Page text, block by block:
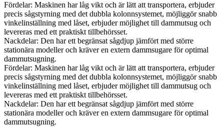
Fördelar: Maskinen har låg vikt och är lätt att transportera, erbjuder
precis sågstyrning med det dubbla kolonnsystemet, möjliggör snabb
vinkelinställning med låset, erbjuder möjlighet till dammutsug och
levereras med ett praktiskt tillbehörsset.
Nackdelar: Den har ett begränsat sågdjup jämfört med större
stationära modeller och kräver en extern dammsugare för optimal
dammutsugning.
Fördelar: Maskinen har låg vikt och är lätt att transportera, erbjuder
precis sågstyrning med det dubbla kolonnsystemet, möjliggör snabb
vinkelinställning med låset, erbjuder möjlighet till dammutsug och
levereras med ett praktiskt tillbehörsset.
Nackdelar: Den har ett begränsat sågdjup jämfört med större
stationära modeller och kräver en extern dammsugare för optimal
dammutsugning.